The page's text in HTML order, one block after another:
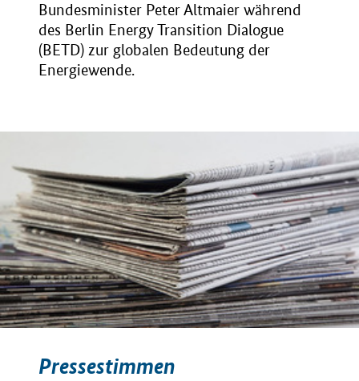
Bundesminister Peter Altmaier während
des Berlin Energy Transition Dialogue
(BETD) zur globalen Bedeutung der
Energiewende.
Pressestimmen